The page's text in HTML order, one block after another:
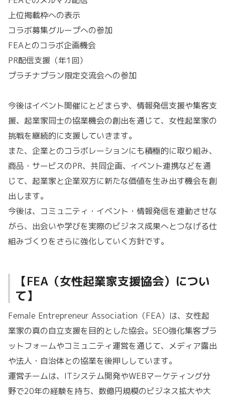
上位掲載枠への表示
コラボ募集グループへの参加
FEAとのコラボ企画機会
PR配信支援（年1回）
プラチナプラン限定交流会への参加
今後はイベント開催にとどまらず、情報発信支援や集客支
援、起業家同士の協業機会の創出を通じて、女性起業家の
挑戦を継続的に支援していきます。
また、企業とのコラボレーションにも積極的に取り組み、
商品・サービスのPR、共同企画、イベント連携などを通
じて、起業家と企業双方に新たな価値を生み出す機会を創
出します。
今後は、コミュニティ・イベント・情報発信を連動させな
がら、出会いや学びを実際のビジネス成果へとつなげる仕
組みづくりをさらに強化していく方針です。
【FEA（女性起業家支援協会）につい
て】
Female Entrepreneur Association（FEA）は、女性起
業家の真の自立支援を目的とした協会。SEO強化集客プラ
ットフォームやコミュニティ運営を通じて、メディア露出
や法人・自治体との協業を後押ししています。
運営チームは、ITシステム開発やWEBマーケティング分
野で20年の経験を持ち、数億円規模のビジネス拡大や大